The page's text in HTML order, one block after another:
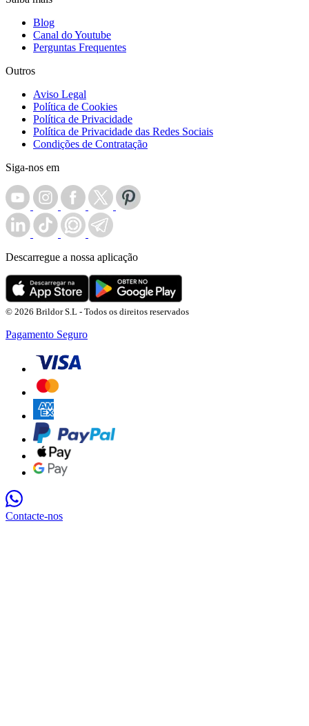
Blog
Canal do Youtube
Perguntas Frequentes
Outros
Aviso Legal
Política de Cookies
Política de Privacidade
Política de Privacidade das Redes Sociais
Condições de Contratação
Siga-nos em
Descarregue a nossa aplicação
© 2026 Brildor S.L - Todos os direitos reservados
Pagamento Seguro
Contacte-nos